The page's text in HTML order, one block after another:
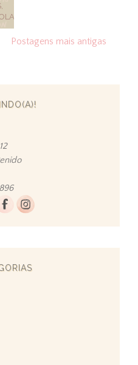
Postagens mais antigas